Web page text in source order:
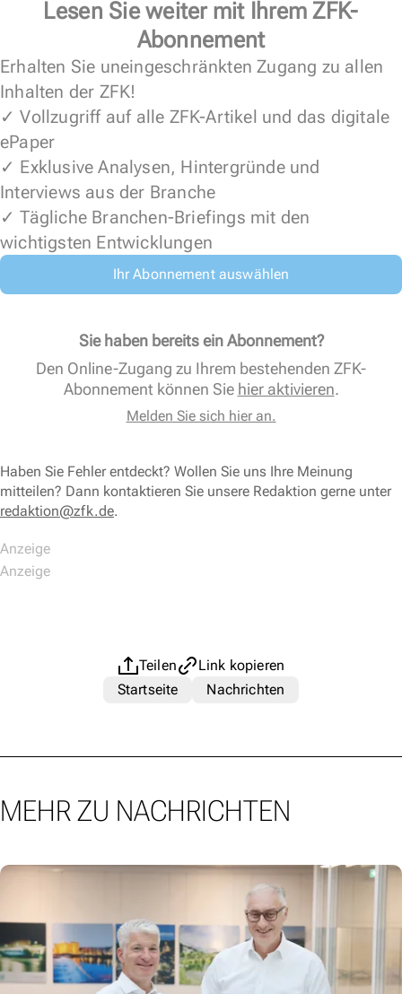
Lesen Sie weiter mit Ihrem ZFK-
Abonnement
Erhalten Sie uneingeschränkten Zugang zu allen
Inhalten der ZFK!
✓ Vollzugriff auf alle ZFK-Artikel und das digitale
ePaper
✓ Exklusive Analysen, Hintergründe und
Interviews aus der Branche
✓ Tägliche Branchen-Briefings mit den
wichtigsten Entwicklungen
Ihr Abonnement auswählen
Sie haben bereits ein Abonnement?
Den Online-Zugang zu Ihrem bestehenden ZFK-
Abonnement können Sie hier aktivieren.
Melden Sie sich hier an.
Haben Sie Fehler entdeckt? Wollen Sie uns Ihre Meinung
mitteilen? Dann kontaktieren Sie unsere Redaktion gerne unter
redaktion@zfk.de.
Teilen
Link kopieren
Startseite
Nachrichten
MEHR ZU NACHRICHTEN